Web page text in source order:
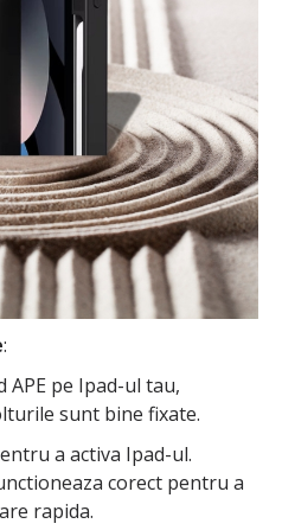
:
APE pe Ipad-ul tau,
sunt bine fixate.
a activa Ipad-ul.
corect pentru a
rapida.